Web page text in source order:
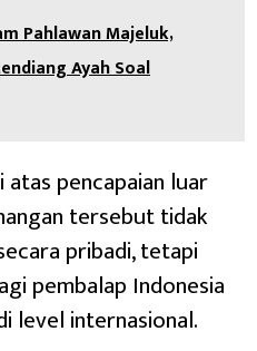
Pahlawan Majeluk,
Ayah Soal
pencapaian luar
tersebut tidak
pribadi, tetapi
pembalap Indonesia
level internasional.